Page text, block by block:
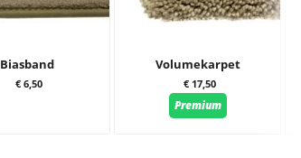
Biasband
€ 6,50
Volumekarpet
€ 17,50
Premium